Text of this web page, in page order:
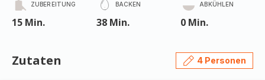
ZUBEREITUNG
15 Min.
BACKEN
38 Min.
ABKÜHLEN
0 Min.
Zutaten 4 Personen